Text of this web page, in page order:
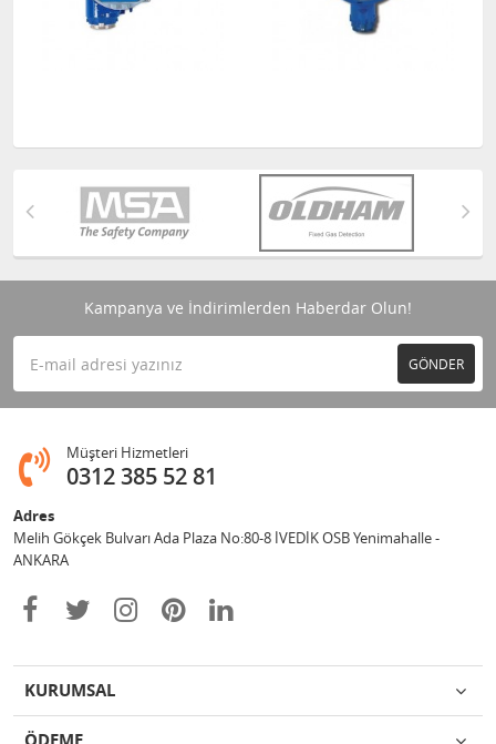
Kampanya ve İndirimlerden Haberdar Olun!
GÖNDER
Müşteri Hizmetleri
0312 385 52 81
Adres
Melih Gökçek Bulvarı Ada Plaza No:80-8 İVEDİK OSB Yenimahalle -
ANKARA
KURUMSAL